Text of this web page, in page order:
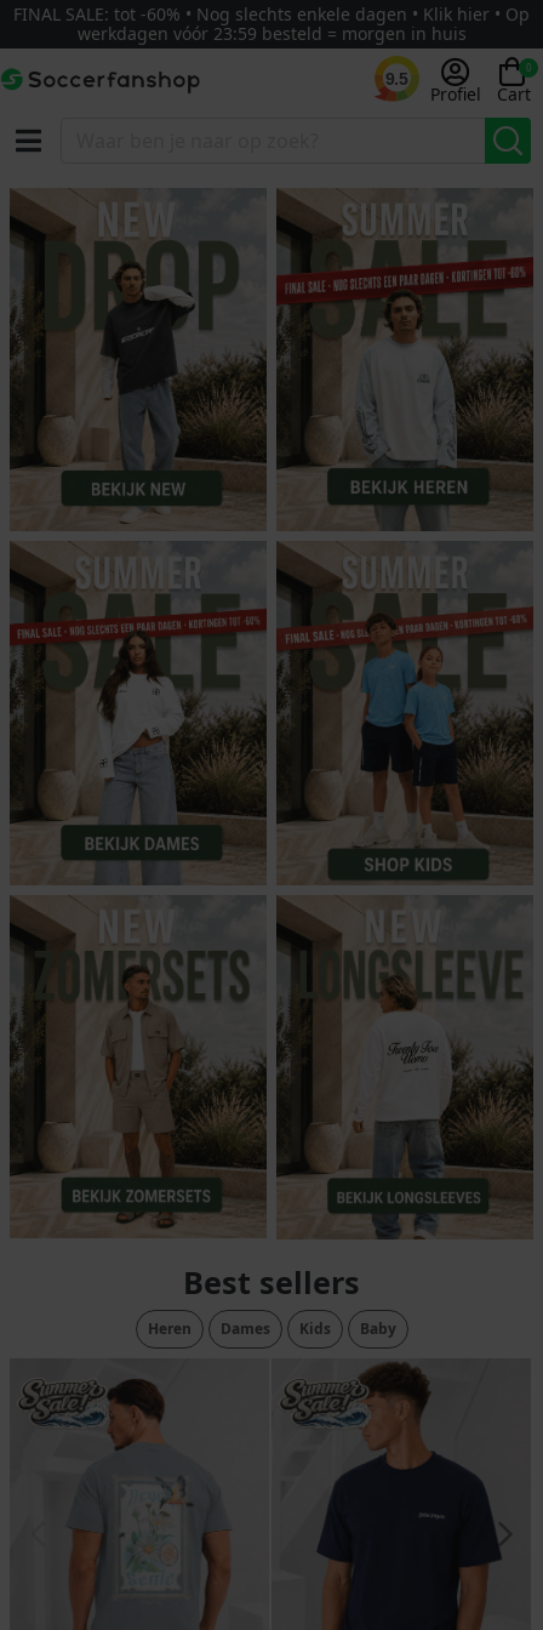
FINAL SALE: tot -60% • Nog slechts enkele dagen • Klik hier • Op
werkdagen vóór 23:59 besteld = morgen in huis
9.5
Profiel
0
Cart
Best sellers
Heren Dames Kids Baby